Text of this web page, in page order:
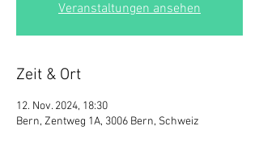
Veranstaltungen ansehen
Zeit & Ort
12. Nov. 2024, 18:30
Bern, Zentweg 1A, 3006 Bern, Schweiz